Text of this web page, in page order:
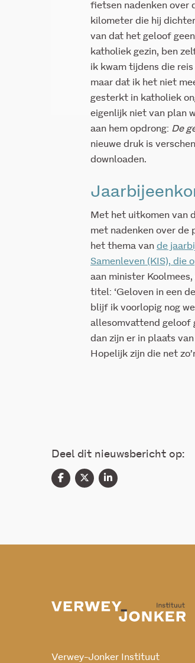
fietsen nadenken over
kilometer die hij
van dat het geloof
katholiek gezin, ben
ik kwam tijdens die
maar dat ik het niet
gesterkt in katholiek
eigenlijk niet van plan
aan hem opdrong: De
nieuwe druk is
downloaden.
Met het uitkomen van
met nadenken over de
het thema van de
Samenleven (KIS), die
aan minister
titel: ‘Geloven in een
blijf ik voorlopig nog
allesomvattend geloof
dan zijn er in plaats
Hopelijk zijn die net
Deel dit nieuwsbericht op:
Verwey-Jonker Instituut